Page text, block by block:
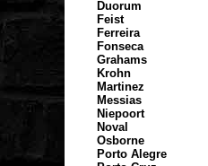
Duorum
Feist
Ferreira
Fonseca
Grahams
Krohn
Martinez
Messias
Niepoort
Noval
Osborne
Porto Alegre